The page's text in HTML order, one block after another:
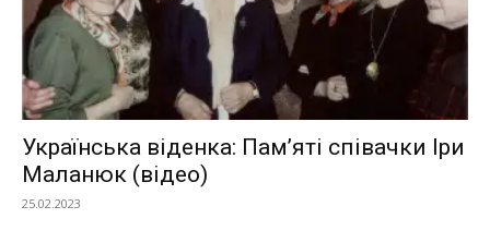
Українська віденка: Пам’яті співачки Іри
Маланюк (відео)
25.02.2023